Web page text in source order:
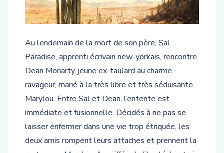
Paradise, apprenti écrivain new-yorkais, rencontre
Dean Moriarty, jeune ex-taulard au charme
ravageur, marié à la très libre et très séduisante
Marylou. Entre Sal et Dean, l’entente est
immédiate et fusionnelle. Décidés à ne pas se
laisser enfermer dans une vie trop étriquée, les
deux amis rompent leurs attaches et prennent la
route avec Marylou. Assoiffés de liberté, les trois